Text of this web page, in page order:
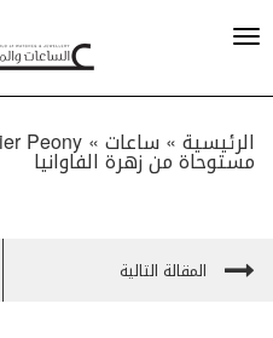
الرئيسية » ساعات»
Peony
مستوحاة من زهرة الفاوانيا
المقالة التالية